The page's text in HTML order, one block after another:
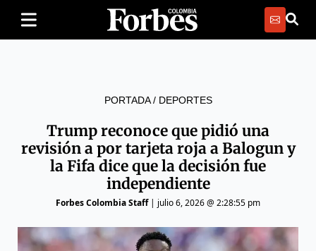
PORTADA/ DEPORTES
Trump reconoce que pidió una
revisión a por tarjeta roja a Balogun y
la Fifa dice que la decisión fue
independiente
Forbes Colombia Staff| julio 6, 2026 @ 2:28:55 pm